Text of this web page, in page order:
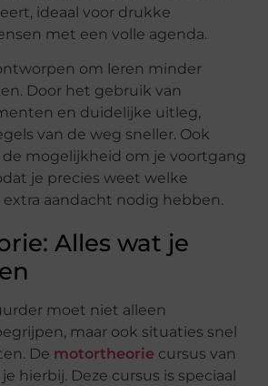
ideaal voor drukke
met een volle agenda.
om leren minder
Door het gebruik van
en duidelijke uitleg,
van de weg sneller. Ook
de mogelijkheid om je voortgang
je precies weet welke
aandacht nodig hebben.
Alles wat je
moet niet alleen
maar ook situaties snel
De motortheorie cursus van
hierbij. Deze cursus is speciaal